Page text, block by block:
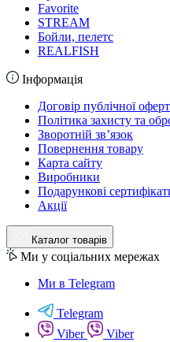
Favorite
STREAM
Бойли, пелетс
REALFISH
Інформація
Договір публічної
Політика захисту та
Зворотній зв’язок
Повернення товару
Карта сайту
Виробники
Подарункові
Акції
Каталог товарів
Ми у соціальних мережах
Ми в Telegram
Telegram
Viber
Viber